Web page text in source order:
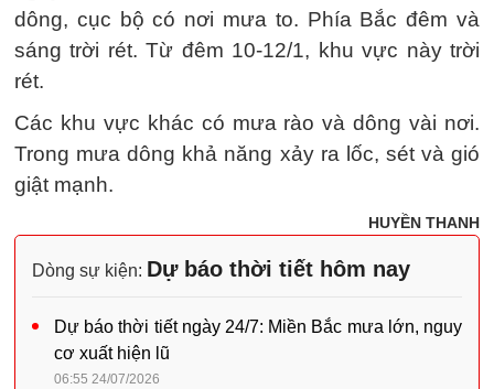
dông, cục bộ có nơi mưa to. Phía Bắc đêm và
sáng trời rét. Từ đêm 10-12/1, khu vực này trời
rét.
Các khu vực khác có mưa rào và dông vài nơi.
Trong mưa dông khả năng xảy ra lốc, sét và gió
giật mạnh.
HUYỀN THANH
Dòng sự kiện: Dự báo thời tiết hôm nay
Dự báo thời tiết ngày 24/7: Miền Bắc mưa lớn, nguy
cơ xuất hiện lũ
06:55 24/07/2026